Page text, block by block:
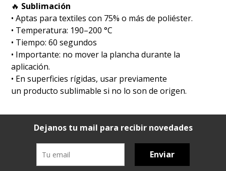
🔥 Sublimación
•⁠ ⁠Aptas para textiles con 75% o más de poliéster.
•⁠ ⁠Temperatura: 190–200 °C
•⁠ ⁠Tiempo: 60 segundos
•⁠ ⁠Importante: no mover la plancha durante la
aplicación.
•⁠ ⁠En superficies rígidas, usar previamente
un producto sublimable si no lo son de origen.
Dejanos tu mail para recibir novedades
Enviar